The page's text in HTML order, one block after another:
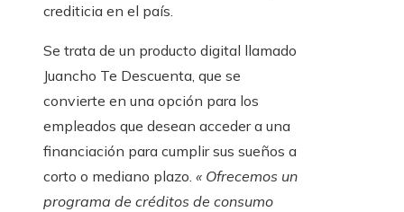
crediticia en el país.
Se trata de un producto digital llamado
Juancho Te Descuenta, que se
convierte en una opción para los
empleados que desean acceder a una
financiación para cumplir sus sueños a
corto o mediano plazo. « Ofrecemos un
programa de créditos de consumo